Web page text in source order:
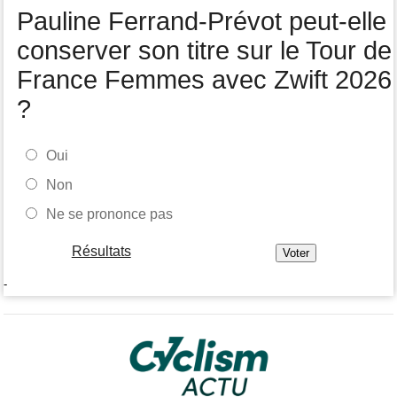
Pauline Ferrand-Prévot peut-elle
conserver son titre sur le Tour de
France Femmes avec Zwift 2026
?
Oui
Non
Ne se prononce pas
Résultats
-